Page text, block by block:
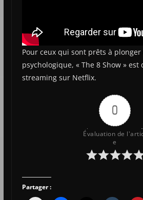
Pour ceux qui sont prêts à plonger
psychologique, « The 8 Show »
streaming sur Netflix.
0
Évaluation de
e
Partager :